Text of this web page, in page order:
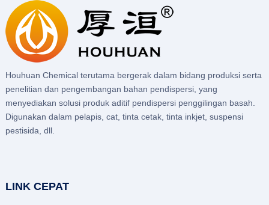
Houhuan Chemical terutama bergerak dalam bidang produksi serta
penelitian dan pengembangan bahan pendispersi, yang
menyediakan solusi produk aditif pendispersi penggilingan basah.
Digunakan dalam pelapis, cat, tinta cetak, tinta inkjet, suspensi
pestisida, dll.
LINK CEPAT